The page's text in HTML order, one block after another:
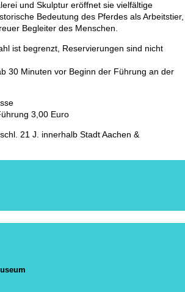
und Skulptur eröffnet sie vielfältige
Bedeutung des Pferdes als Arbeitstier,
Begleiter des Menschen.
ist begrenzt, Reservierungen sind nicht
30 Minuten vor Beginn der Führung an der
3,00 Euro
21 J. innerhalb Stadt Aachen &